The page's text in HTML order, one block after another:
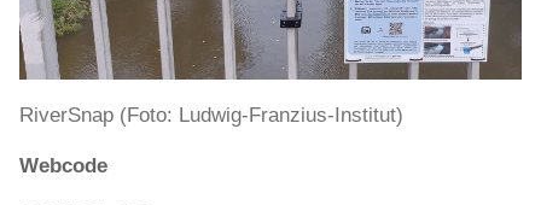
RiverSnap (Foto: Ludwig-Franzius-Institut)
Webcode